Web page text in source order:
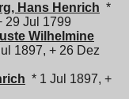
Hans Henrich *
29 Jul 1799
Wilhelmine
1897, + 26 Dez
* 1 Jul 1897, +